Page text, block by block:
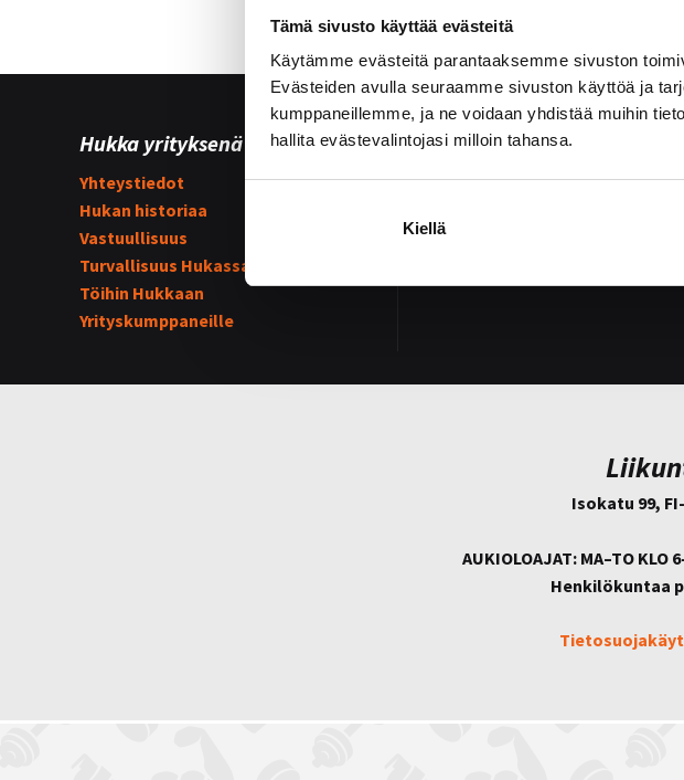
Tämä sivusto käyttää evästeitä
Käytämme evästeitä parantaaksemme sivuston
Evästeiden avulla seuraamme sivuston käyttöä ja
kumppaneillemme, ja ne voidaan yhdistää muihin
hallita evästevalintojasi milloin tahansa.
Kiellä
Hukka yrityksenä
Yhteystiedot
Hukan historiaa
Vastuullisuus
Turvallisuus Hukassa
Töihin Hukkaan
Yrityskumppaneille
Yhteistyössä
Hukka suosittelee!
Hukka-joukkue
Isokatu 99,
AUKIOLOAJAT: MA–TO KLO
Henkilökuntaa